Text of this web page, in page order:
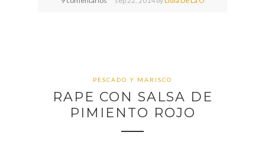
PESCADO Y MARISCO
RAPE CON SALSA DE
PIMIENTO ROJO